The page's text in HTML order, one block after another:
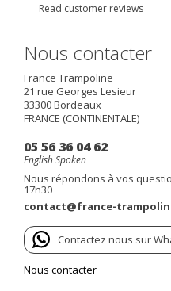
Read customer reviews
Nous contacter
France Trampoline
21 rue Georges Lesieur
33300Bordeaux
FRANCE (CONTINENTALE)
05 56 36 04 62
English Spoken
Nous répondons à vos
17h30
contact@france-
Contactez nous sur
Nous contacter